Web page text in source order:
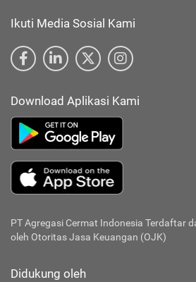
Ikuti Media Sosial Kami
Download Aplikasi Kami
PT Agregasi Cermat Indonesia Terdaftar
oleh Otoritas Jasa Keuangan (OJK)
Didukung oleh